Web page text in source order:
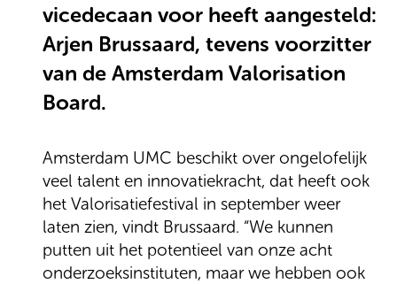
vicedecaan voor heeft aangesteld:
Arjen Brussaard, tevens voorzitter
van de Amsterdam Valorisation
Board.
Amsterdam UMC beschikt over ongelofelijk
veel talent en innovatiekracht, dat heeft ook
het Valorisatiefestival in september weer
laten zien, vindt Brussaard. “We kunnen
putten uit het potentieel van onze acht
onderzoeksinstituten, maar we hebben ook